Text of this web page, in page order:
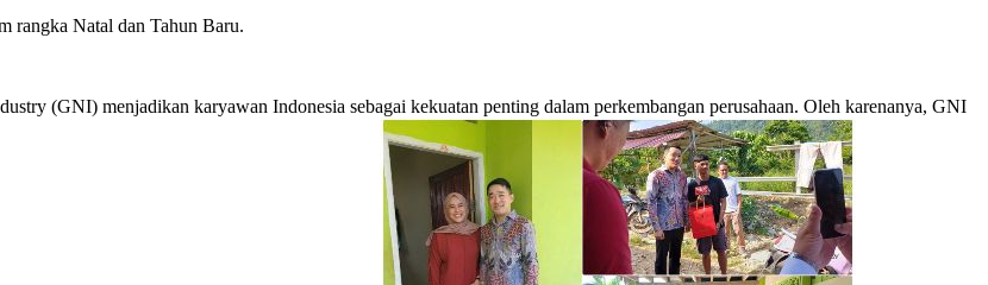
rangka Natal dan Tahun Baru.
(GNI) menjadikan karyawan Indonesia sebagai kekuatan penting dalam perkembangan perusahaan. Oleh karenanya, GNI